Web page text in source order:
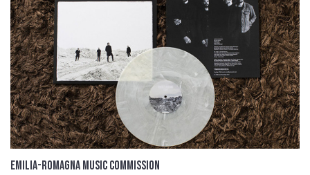
Emilia-Romagna Music Commission